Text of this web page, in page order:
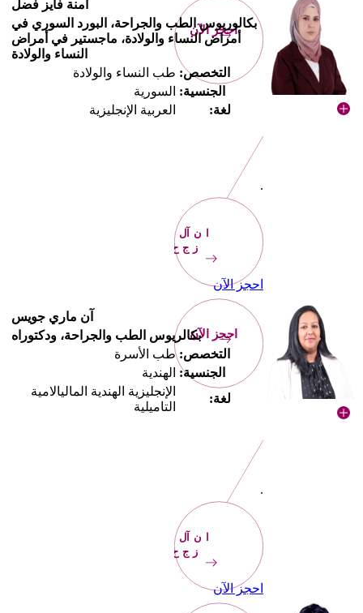
احجز الآن
آمنة فايز فضل
بكالوريوس الطب والجراحة، البورد السوري في
أمراض النساء والولادة، ماجستير في أمراض
النساء والولادة
التخصص: طب النساء والولادة
الجنسية: السورية
لغة:
العربية الإنجليزية
.
احجز
الآن
احجز الآن
احجز الآن
آن ماري جويس
بكالريوس الطب والجراحة، ودكتوراه
التخصص: طب الأسرة
الجنسية: الهندية
لغة:
الإنجليزية الهندية الماليالامية
التاميلية
.
احجز
الآن
احجز الآن